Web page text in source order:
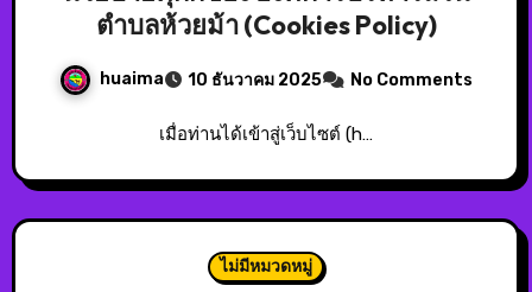
ตำบลห้วยม้า (Cookies Policy)
huaima 10 ธันวาคม 2025 No Comments
เมื่อท่านได้เข้าสู่เว็บไซต์ (h…
ไม่มีหมวดหมู่